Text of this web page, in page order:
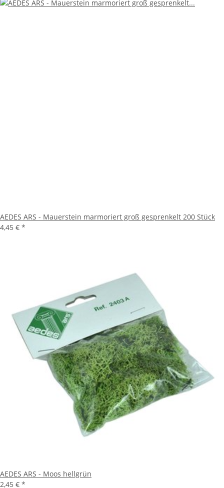
AEDES ARS - Mauerstein marmoriert groß gesprenkelt 200 Stück
4,45 € *
AEDES ARS - Moos hellgrün
2,45 € *